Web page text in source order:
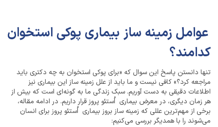
عوامل زمینه ساز بیماری پوکی استخوان
کدامند؟
تنها دانستن پاسخ این سوال که «برای پوکی استخوان به چه دکتری باید
مراجعه کرد؟» کافی نیست و ما باید از علل زمینه ساز این بیماری نیز
اطلاعات دقیقی به دست آوریم. سبک زندگی ما به گونه‌ای است که بیش از
هر زمان دیگری، در معرض بیماری اُستئو پروز قرار داریم. در ادامه مقاله،
برخی از مهم‌ترین عللی که زمینه ساز بروز بیماری اُستئو پروز برای انسان
می‌شوند را با همدیگر بررسی می‌کنیم: